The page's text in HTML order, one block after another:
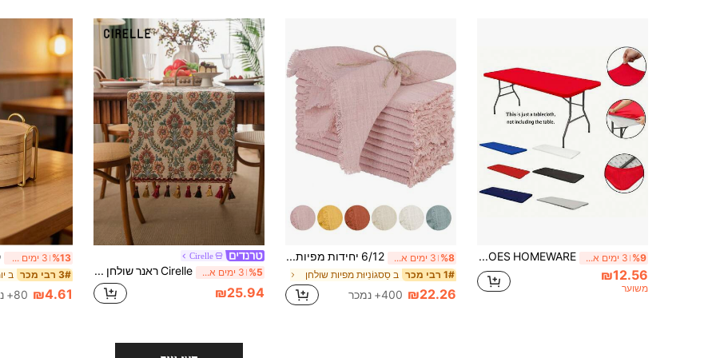
%9 3 ימים אחרונים BRISCOES HOMEWARE מפת שולחן פוליאסטר נמתחת - ניתנת לכביסה, עמידה לקמטים, כיסוי מלבני למסיבות אוכל ומטבח
₪12.56
משוער
%8 3 ימים אחרונים 6/12 יחידות מפיות פשתן מינימליסטיות ורעננות, סופגות לעור, מתאימות למסיבה, חתונה, מסעדה, עיצוב שולחן אוכל, נושמות וקלות משקל
1# רבי מכר ב סַסגוֹנִיוּת מפיות שולחן
₪22.26 400+ נמכר
Cirelle
%5 3 ימים אחרונים Cirelle ראנר שולחן ציצית בדוגמת פרחים של אקארד עם שוליים, עיצוב שולחן פינת אוכל למטבח, קישוט הבית למפגשים משפחתיים
₪25.94
%13 3 ימים אחרונים
3# רבי מכר ב
₪4.61 80+ נמכר